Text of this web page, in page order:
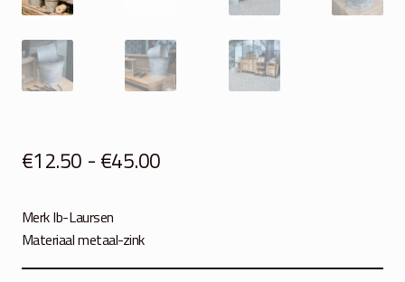
€12.50 - €45.00Prijsklasse:
Merk Ib-Laursen
Materiaal metaal-zink